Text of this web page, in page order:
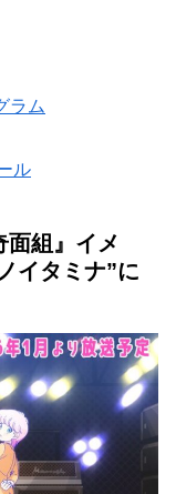
ラム
ル
面組』イメ
イタミナ”に